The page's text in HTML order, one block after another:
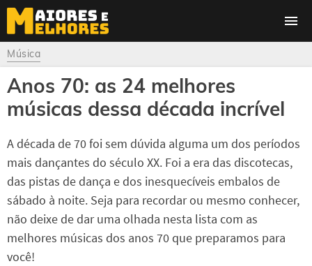
Música
Anos 70: as 24 melhores
músicas dessa década incrível
A década de 70 foi sem dúvida alguma um dos períodos
mais dançantes do século XX. Foi a era das discotecas,
das pistas de dança e dos inesquecíveis embalos de
sábado à noite. Seja para recordar ou mesmo conhecer,
não deixe de dar uma olhada nesta lista com as
melhores músicas dos anos 70 que preparamos para
você!